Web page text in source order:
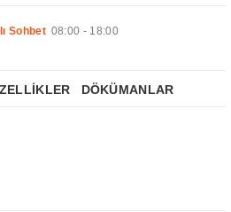
Sohbet 08:00 - 18:00
DÖKÜMANLAR